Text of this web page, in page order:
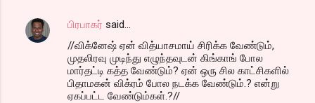
பிரபாகர் said…
//விக்னேஷ் ஏன் வித்யாசமாய் சிரிக்க வேண்டும்,
முதலிரவு முடிந்து எழுந்தவுடன் கிங்காங் போல
மார்தட்டி கத்த வேண்டும்? ஏன் ஒரு சில காட்சிகளில்
பிதாமகன் விக்ரம் போல நடக்க வேண்டும்.? என்று
ஏகப்பட்ட வேண்டும்கள்.?//